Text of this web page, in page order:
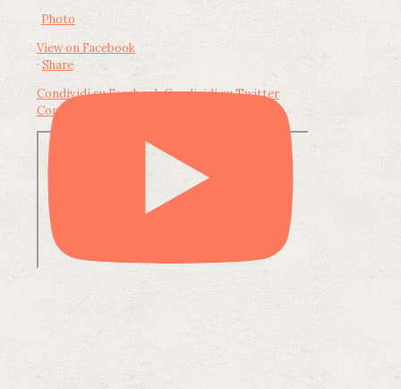
Photo
View on Facebook
· Share
Condividi su FacebookCondividi su Twitter
Condividi su LinkedIn